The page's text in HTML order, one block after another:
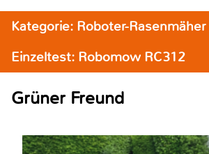
Kategorie: Roboter-Rasenmäher
Einzeltest: Robomow RC312
Grüner Freund